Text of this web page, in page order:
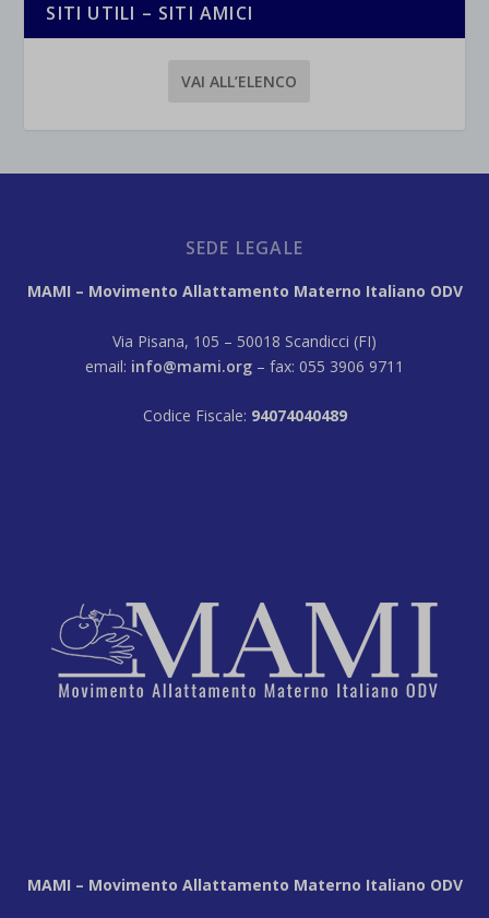
SITI UTILI – SITI AMICI
VAI ALL’ELENCO
SEDE LEGALE
MAMI – Movimento Allattamento Materno Italiano ODV
Via Pisana, 105 – 50018 Scandicci (FI)
email: info@mami.org – fax: 055 3906 9711
Codice Fiscale: 94074040489
MAMI – Movimento Allattamento Materno Italiano ODV